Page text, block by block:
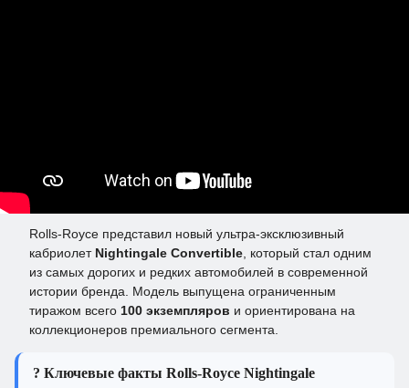
Rolls-Royce представил новый ультра-эксклюзивный
кабриолет Nightingale Convertible, который стал одним
из самых дорогих и редких автомобилей в современной
истории бренда. Модель выпущена ограниченным
тиражом всего 100 экземпляров и ориентирована на
коллекционеров премиального сегмента.
? Ключевые факты Rolls-Royce Nightingale